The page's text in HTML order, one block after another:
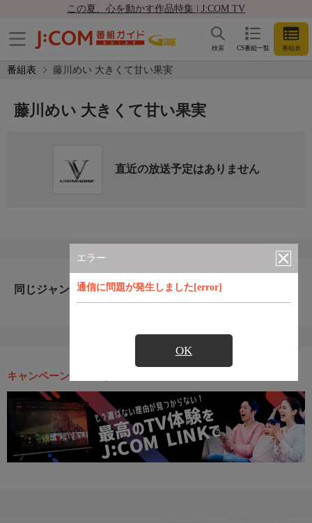
この夏、心を動かす作品特集 | J:COM TV
CS番組一覧 番組表
検索
番組表 藤川めい 大きくて甘い果実
エラー
通信に問題が発生しました[error]
OK
藤川めい 大きくて甘い果実
直近の放送予定はありません
同じジャンルのおすすめ番組
キャンペーン・お得な情報